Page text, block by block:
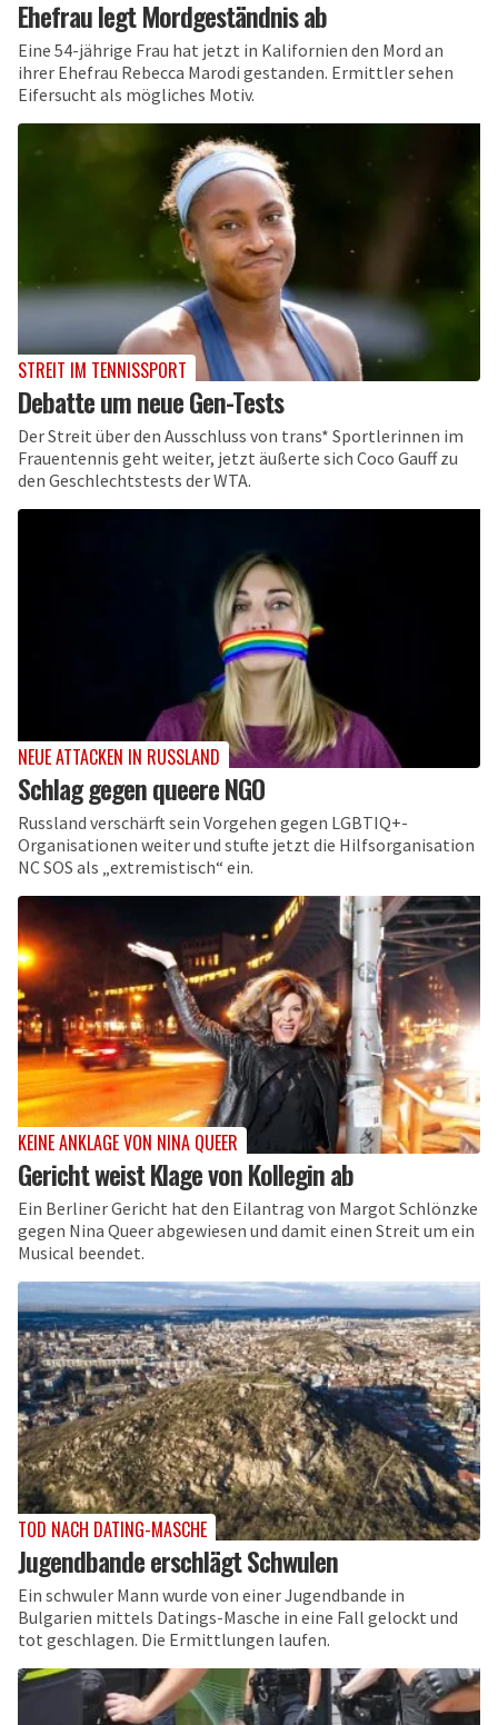
Ehefrau legt Mordgeständnis ab
Eine 54-jährige Frau hat jetzt in Kalifornien den Mord an
ihrer Ehefrau Rebecca Marodi gestanden. Ermittler sehen
Eifersucht als mögliches Motiv.
STREIT IM TENNISSPORT
Debatte um neue Gen-Tests
Der Streit über den Ausschluss von trans* Sportlerinnen im
Frauentennis geht weiter, jetzt äußerte sich Coco Gauff zu
den Geschlechtstests der WTA.
NEUE ATTACKEN IN RUSSLAND
Schlag gegen queere NGO
Russland verschärft sein Vorgehen gegen LGBTIQ+-
Organisationen weiter und stufte jetzt die Hilfsorganisation
NC SOS als „extremistisch“ ein.
KEINE ANKLAGE VON NINA QUEER
Gericht weist Klage von Kollegin ab
Ein Berliner Gericht hat den Eilantrag von Margot Schlönzke
gegen Nina Queer abgewiesen und damit einen Streit um ein
Musical beendet.
TOD NACH DATING-MASCHE
Jugendbande erschlägt Schwulen
Ein schwuler Mann wurde von einer Jugendbande in
Bulgarien mittels Datings-Masche in eine Fall gelockt und
tot geschlagen. Die Ermittlungen laufen.